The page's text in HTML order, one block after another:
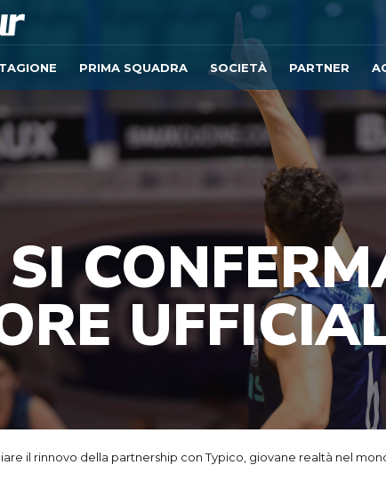
PRIMA SQUADRA SOCIETÀ PARTNER
il rinnovo della partnership con Typico, giovane realtà nel